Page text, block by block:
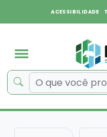
ACESSIBILIDADE